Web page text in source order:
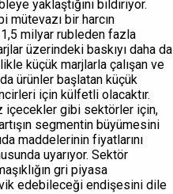
yaklaştığını bildiriyor.
mütevazı bir harcın
milyar rubleden fazla
üzerindeki baskıyı daha da
küçük marjlarla çalışan ve
ürünler başlatan küçük
için külfetli olacaktır.
içecekler gibi sektörler için,
segmentin büyümesini
maddelerinin fiyatlarını
uyarıyor. Sektör
gri piyasa
edebileceği endişesini dile